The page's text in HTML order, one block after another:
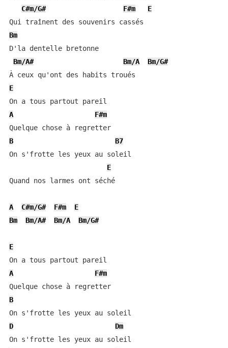
C#m/G#
F#m
E
Bm
D'la dentelle bretonne
Bm/A#
Bm/A
Bm/G#
E
A
F#m
Quelque chose à regretter
B
B7
On s'frotte les yeux au soleil
E
Quand nos larmes ont séché
A C#m/G# F#m
E
Bm
Bm/A# Bm/A Bm/G#
E
A
F#m
Quelque chose à regretter
B
D
Dm